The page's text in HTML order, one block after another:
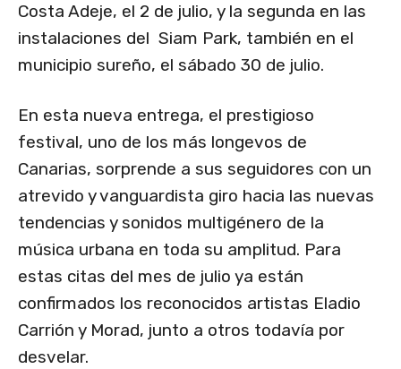
Costa Adeje, el 2 de julio, y la segunda en las
instalaciones del Siam Park, también en el
municipio sureño, el sábado 30 de julio.
En esta nueva entrega, el prestigioso
festival, uno de los más longevos de
Canarias, sorprende a sus seguidores con un
atrevido y vanguardista giro hacia las nuevas
tendencias y sonidos multigénero de la
música urbana en toda su amplitud. Para
estas citas del mes de julio ya están
confirmados los reconocidos artistas Eladio
Carrión y Morad, junto a otros todavía por
desvelar.